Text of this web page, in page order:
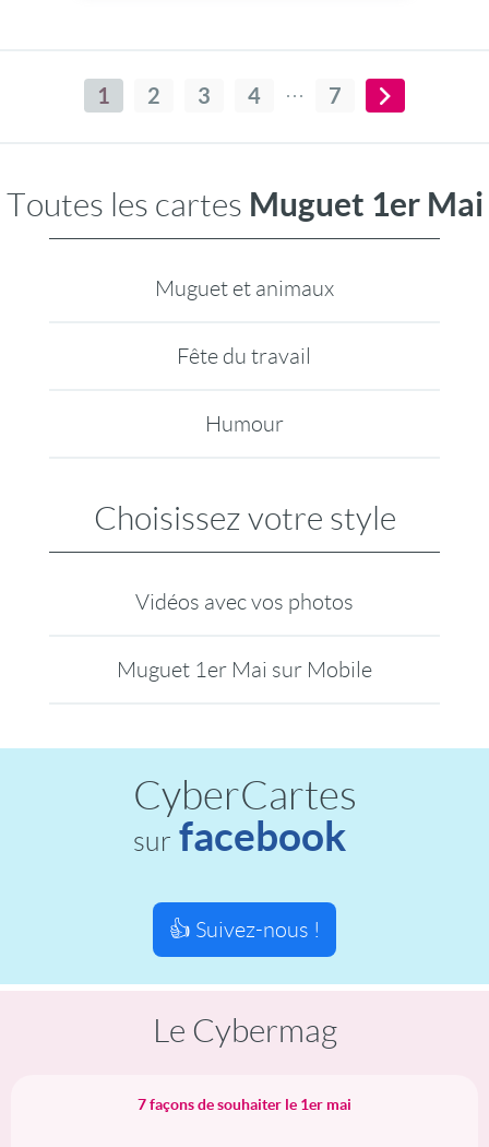
1 2 3 4 7
Toutes les cartes Muguet 1er Mai
Muguet et animaux
Fête du travail
Humour
Choisissez votre style
Vidéos avec vos photos
Muguet 1er Mai sur Mobile
CyberCartes
sur facebook
👍 Suivez-nous !
Le Cybermag
7 façons de souhaiter le 1er mai